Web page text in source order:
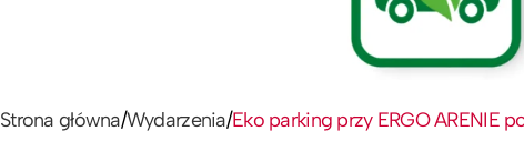
Strona główna/Wydarzenia/Eko parking przy ERGO ARENIE